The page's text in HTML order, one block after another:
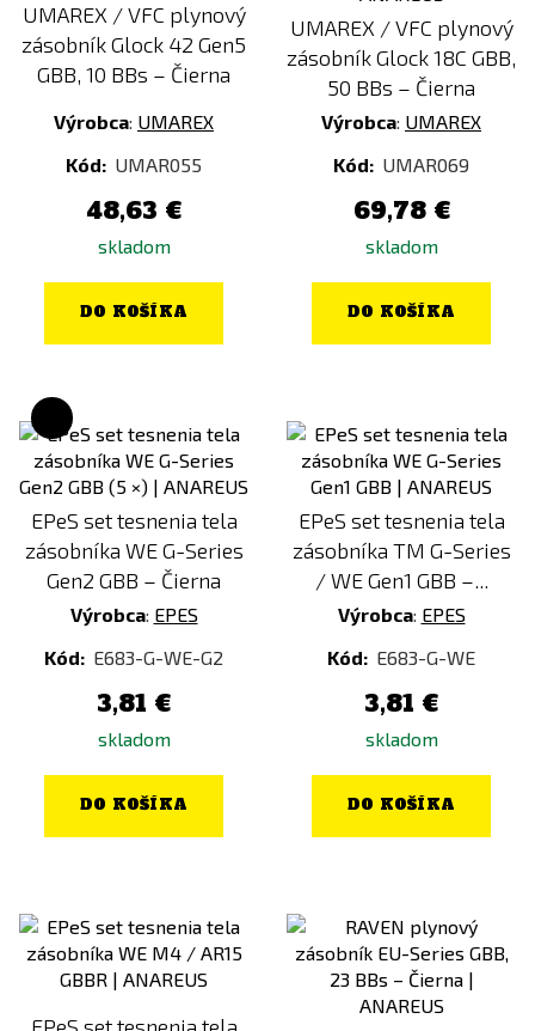
UMAREX / VFC plynový
zásobník Glock 42 Gen5
GBB, 10 BBs – Čierna
Výrobca: UMAREX
Kód: UMAR055
48,63 €
skladom
DO KOŠÍKA
UMAREX / VFC plynový
zásobník Glock 18C GBB,
50 BBs – Čierna
Výrobca: UMAREX
Kód: UMAR069
69,78 €
skladom
DO KOŠÍKA
EPeS set tesnenia tela
zásobníka WE G-Series
Gen2 GBB – Čierna
Výrobca: EPES
Kód: E683-G-WE-G2
3,81 €
skladom
DO KOŠÍKA
EPeS set tesnenia tela
zásobníka TM G-Series
/ WE Gen1 GBB –...
Výrobca: EPES
Kód: E683-G-WE
3,81 €
skladom
DO KOŠÍKA